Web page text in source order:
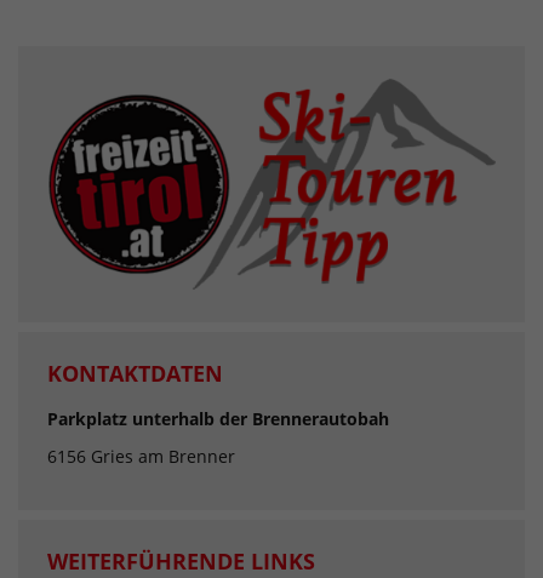
KONTAKTDATEN
Parkplatz unterhalb der Brennerautobah
6156 Gries am Brenner
WEITERFÜHRENDE LINKS